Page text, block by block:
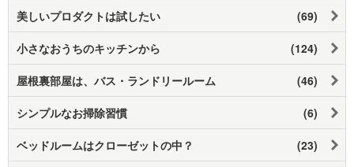
美しいプロダクトは試したい (69)
小さなおうちのキッチンから (124)
屋根裏部屋は、バス・ランドリールーム (46)
シンプルなお掃除習慣 (6)
ベッドルームはクローゼットの中？ (23)